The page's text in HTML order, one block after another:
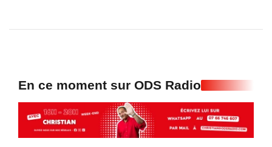
En ce moment sur ODS Radio